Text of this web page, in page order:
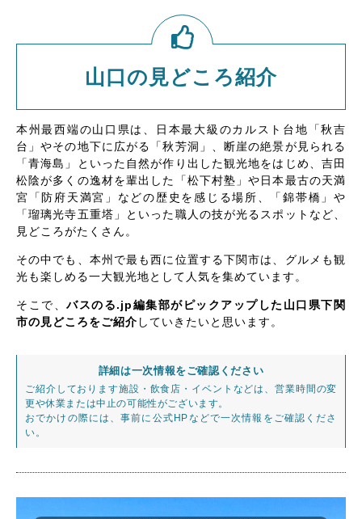
山口の見どころ紹介
本州最西端の山口県は、日本最大級のカルスト台地「秋吉
台」やその地下に広がる「秋芳洞」、断崖の絶景が見られる
「青海島」といった自然が作り出した観光地をはじめ、吉田
松陰が多くの逸材を輩出した「松下村塾」や日本最古の天満
宮「防府天満宮」などの歴史を感じる場所、「錦帯橋」や
「瑠璃光寺五重塔」といった職人の技が光るスポットなど、
見どころがたくさん。
その中でも、本州で最も西に位置する下関市は、グルメも観
光も楽しめる一大観光地として人気を集めています。
そこで、バスのる.jp編集部がピックアップした山口県下関
市の見どころをご紹介 していきたいと思います。
詳細は一次情報をご確認ください
ご紹介しております施設・飲食店・イベントなどは、営業時間の変
更や休業または中止の可能性がございます。
おでかけの際には、事前に公式HPなどで一次情報をご確認くださ
い。